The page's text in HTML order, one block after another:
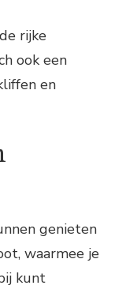
rijke
ook een
en
genieten
waarmee je
kunt